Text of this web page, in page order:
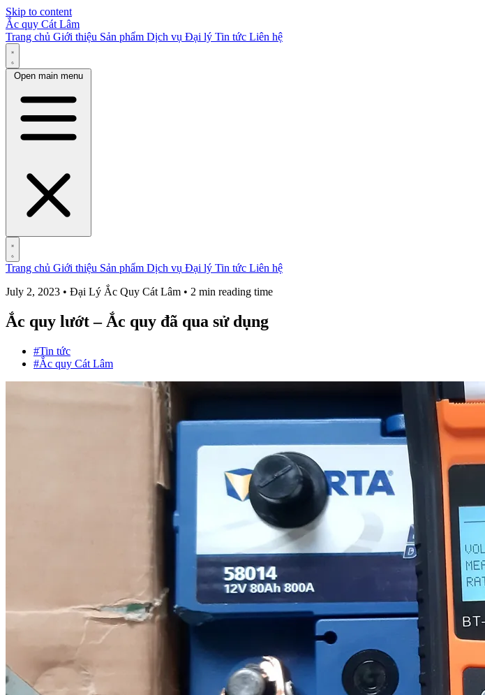
Skip to content
Ắc quy Cát Lâm
Trang chủ Giới thiệu Sản phẩm Dịch vụ Đại lý Tin tức Liên hệ
Open main menu
Trang chủ Giới thiệu Sản phẩm Dịch vụ Đại lý Tin tức Liên hệ
July 2, 2023 • Đại Lý Ắc Quy Cát Lâm • 2 min reading time
Ắc quy lướt – Ắc quy đã qua sử dụng
#Tin tức
#Ắc quy Cát Lâm